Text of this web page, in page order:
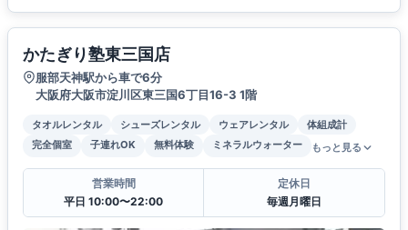
かたぎり塾東三国店
服部天神駅から車で6分
大阪府大阪市淀川区東三国6丁目16-3 1階
タオルレンタル シューズレンタル ウェアレンタル
体組成計
完全個室
子連れOK 無料体験 ミネラルウォーター もっと見る
営業時間
平日 10:00〜22:00
定休日
毎週月曜日